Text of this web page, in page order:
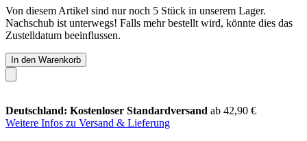
Von diesem Artikel sind nur noch 5 Stück in unserem Lager.
Nachschub ist unterwegs! Falls mehr bestellt wird, könnte dies das
Zustelldatum beeinflussen.
In den Warenkorb
Deutschland: Kostenloser Standardversand ab 42,90 €
Weitere Infos zu Versand & Lieferung